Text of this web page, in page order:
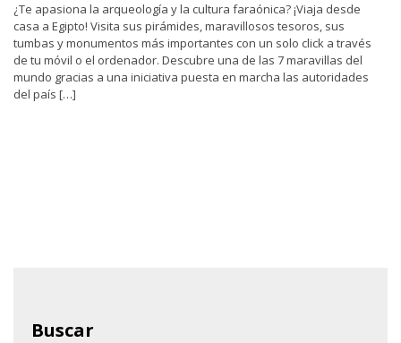
¿Te apasiona la arqueología y la cultura faraónica? ¡Viaja desde
casa a Egipto! Visita sus pirámides, maravillosos tesoros, sus
tumbas y monumentos más importantes con un solo click a través
de tu móvil o el ordenador. Descubre una de las 7 maravillas del
mundo gracias a una iniciativa puesta en marcha las autoridades
del país […]
Buscar